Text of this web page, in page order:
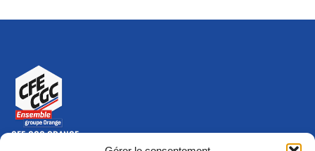
CFE-CGC ORANGE
10-12 rue Saint Amand, 75015 Paris Cedex 15